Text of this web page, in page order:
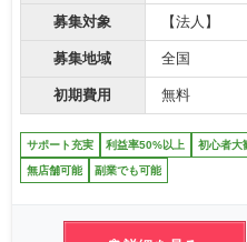
募集対象 【法人】
募集地域 全国
初期費用 無料
サポート充実 利益率50%以上 初心者大
無店舗可能 副業でも可能